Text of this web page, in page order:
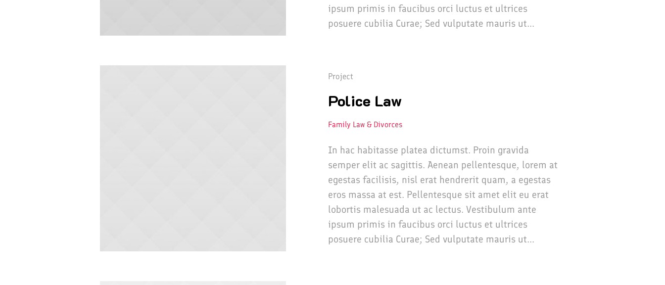
ipsum primis in faucibus orci luctus et ultrices
posuere cubilia Curae; Sed vulputate mauris ut...
Project
Police Law
Family Law & Divorces
In hac habitasse platea dictumst. Proin gravida
semper elit ac sagittis. Aenean pellentesque, lorem at
egestas facilisis, nisl erat hendrerit quam, a egestas
eros massa at est. Pellentesque sit amet elit eu erat
lobortis malesuada ut ac lectus. Vestibulum ante
ipsum primis in faucibus orci luctus et ultrices
posuere cubilia Curae; Sed vulputate mauris ut...